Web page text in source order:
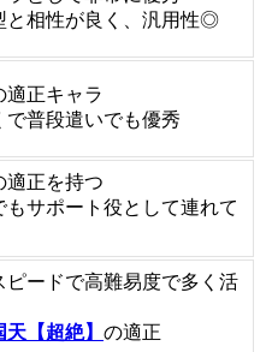
と相性が良く、汎用性◎
適正キャラ
で普段遣いでも優秀
適正を持つ
もサポート役として連れて
ピードで高難易度で多く活
天【超絶】 の適正